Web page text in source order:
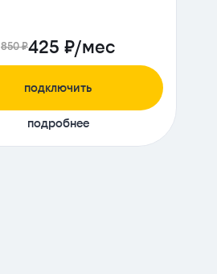
850 ₽425 ₽/мес
подключить
подробнее